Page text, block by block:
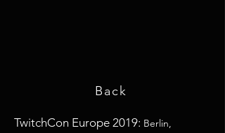
Back
TwitchCon Europe 2019: Berlin,